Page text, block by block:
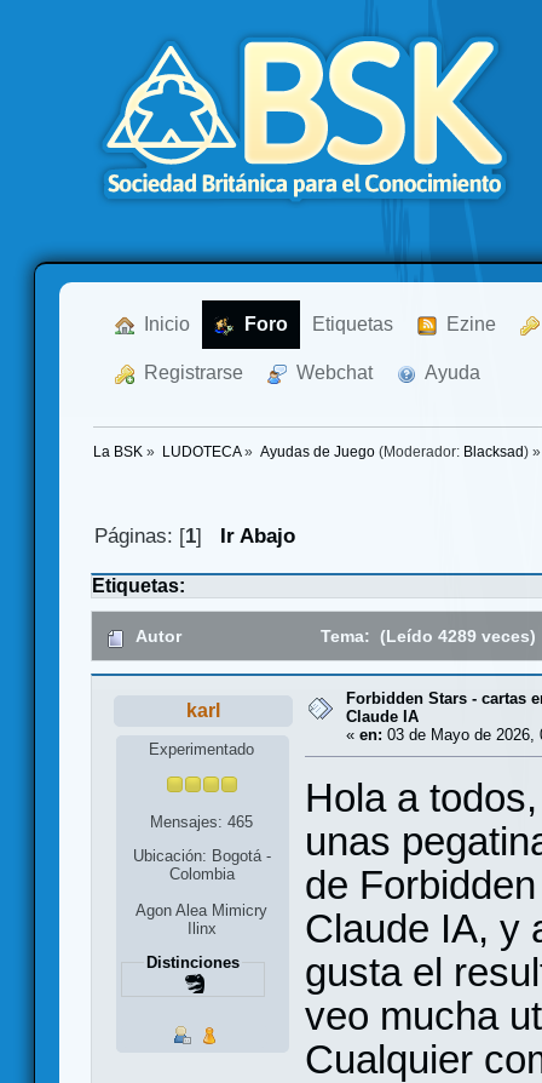
Inicio Foro Etiquetas Ezine
Registrarse Webchat Ayuda
La BSK » LUDOTECA» Ayudas de Juego(Moderador: Blacksad ) »
Páginas: [1] Ir Abajo
Etiquetas:
Autor Tema: (Leído 4289 veces)
karl
Experimentado
Mensajes: 465
Ubicación: Bogotá -
Colombia
Agon Alea Mimicry
Ilinx
Distinciones
Forbidden Stars - cartas
Claude IA
« en: 03 de Mayo de 2026,
Hola a
unas
de
Claude IA, y
gusta el
veo mucha
Cualquier